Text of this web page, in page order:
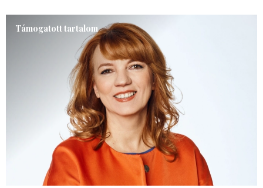
Támogatott tartalom